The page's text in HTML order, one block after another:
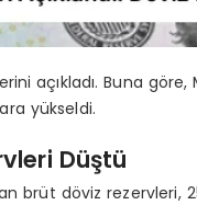
açıkladı. Buna göre,
yükseldi.
Düştü
brüt döviz rezervleri,